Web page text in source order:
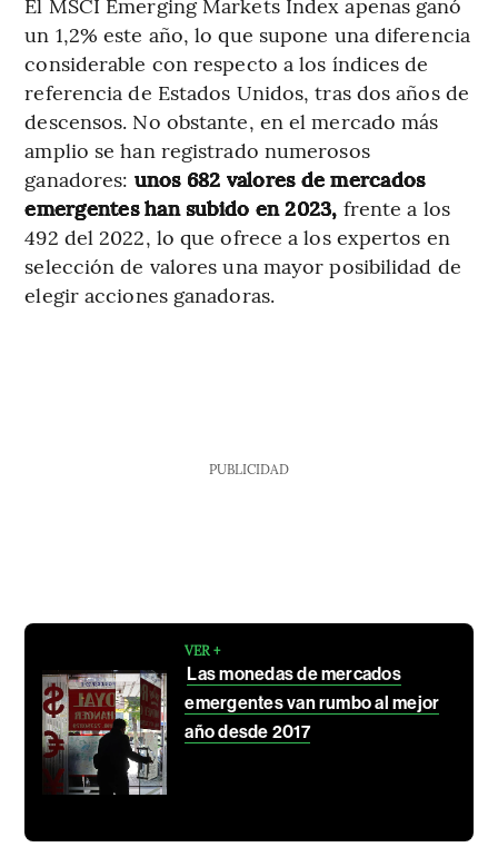
un 1,2% este año, lo que supone una diferencia
considerable con respecto a los índices de
referencia de Estados Unidos, tras dos años de
descensos. No obstante, en el mercado más
amplio se han registrado numerosos
ganadores: unos 682 valores de mercados
emergentes han subido en 2023, frente a los
492 del 2022, lo que ofrece a los expertos en
selección de valores una mayor posibilidad de
elegir acciones ganadoras.
PUBLICIDAD
VER +
Las monedas de mercados
emergentes van rumbo al mejor
año desde 2017